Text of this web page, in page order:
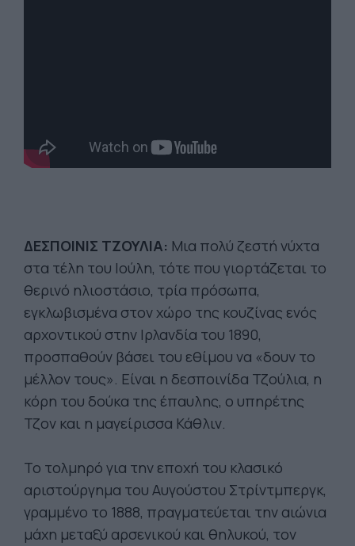
ΔΕΣΠΟΙΝΙΣ ΤΖΟΥΛΙΑ: Μια πολύ ζεστή νύχτα
στα τέλη του Ιούλη, τότε που γιορτάζεται το
θερινό ηλιοστάσιο, τρία πρόσωπα,
εγκλωβισμένα στον χώρο της κουζίνας ενός
αρχοντικού στην Ιρλανδία του 1890,
προσπαθούν βάσει του εθίμου να «δουν το
μέλλον τους». Είναι η δεσποινίδα Τζούλια, η
κόρη του δούκα της έπαυλης, ο υπηρέτης
Τζον και η μαγείρισσα Κάθλιν.
Το τολμηρό για την εποχή του κλασικό
αριστούργημα του Αυγούστου Στρίντμπεργκ,
γραμμένο το 1888, πραγματεύεται την αιώνια
μάχη μεταξύ αρσενικού και θηλυκού, τον